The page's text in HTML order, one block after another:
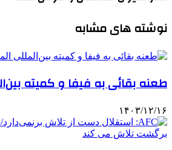
نوشته های مشابه
طعنه بقائی به فیفا و کمیته
۱۴۰۳/۱۲/۱۶